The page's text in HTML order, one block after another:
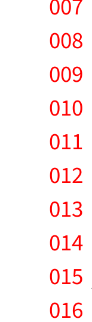
007
008
009
010
011
012
013
014
015
016